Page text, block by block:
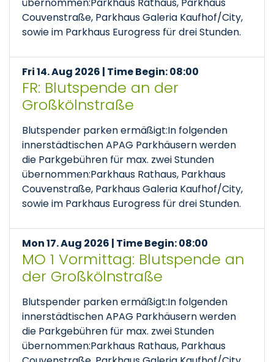
Couvenstraße, Parkhaus Galeria Kaufhof/City,
sowie im Parkhaus Eurogress für drei Stunden.
Fri 14. Aug 2026 | Time Begin: 08:00
FR: Blutspende an der
Großkölnstraße
Blutspender parken ermäßigt:In folgenden
innerstädtischen APAG Parkhäusern werden
die Parkgebühren für max. zwei Stunden
übernommen:Parkhaus Rathaus, Parkhaus
Couvenstraße, Parkhaus Galeria Kaufhof/City,
sowie im Parkhaus Eurogress für drei Stunden.
Mon 17. Aug 2026 | Time Begin: 08:00
MO 1 Vormittag: Blutspende an
der Großkölnstraße
Blutspender parken ermäßigt:In folgenden
innerstädtischen APAG Parkhäusern werden
die Parkgebühren für max. zwei Stunden
übernommen:Parkhaus Rathaus, Parkhaus